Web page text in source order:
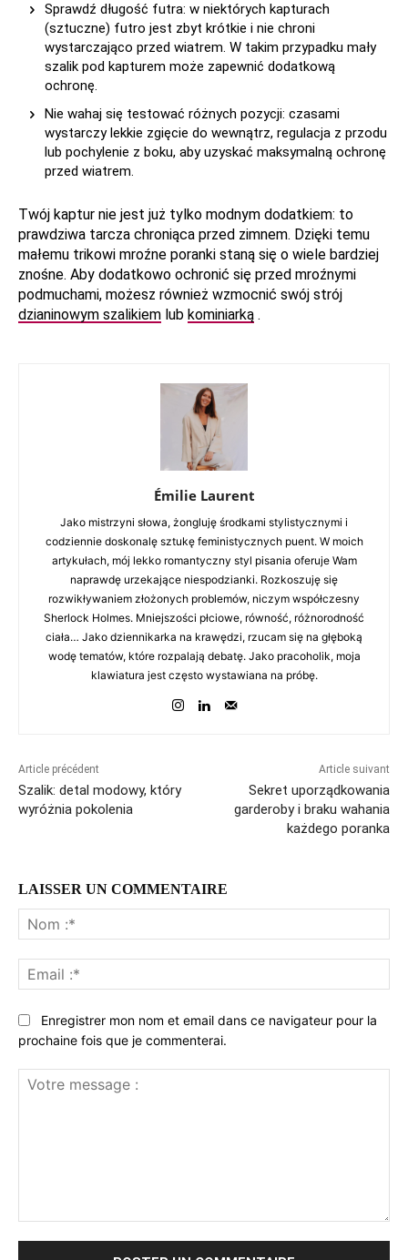
Sprawdź długość futra: w niektórych kapturach
(sztuczne) futro jest zbyt krótkie i nie chroni
wystarczająco przed wiatrem. W takim przypadku mały
szalik pod kapturem może zapewnić dodatkową
ochronę.
Nie wahaj się testować różnych pozycji: czasami
wystarczy lekkie zgięcie do wewnątrz, regulacja z przodu
lub pochylenie z boku, aby uzyskać maksymalną ochronę
przed wiatrem.
Twój kaptur nie jest już tylko modnym dodatkiem: to
prawdziwa tarcza chroniąca przed zimnem. Dzięki temu
małemu trikowi mroźne poranki staną się o wiele bardziej
znośne. Aby dodatkowo ochronić się przed mroźnymi
podmuchami, możesz również wzmocnić swój strój
dzianinowym szalikiem lub kominiarką .
Émilie Laurent
Jako mistrzyni słowa, żongluję środkami stylistycznymi i
codziennie doskonalę sztukę feministycznych puent. W moich
artykułach, mój lekko romantyczny styl pisania oferuje Wam
naprawdę urzekające niespodzianki. Rozkoszuję się
rozwikływaniem złożonych problemów, niczym współczesny
Sherlock Holmes. Mniejszości płciowe, równość, różnorodność
ciała… Jako dziennikarka na krawędzi, rzucam się na głęboką
wodę tematów, które rozpalają debatę. Jako pracoholik, moja
klawiatura jest często wystawiana na próbę.
Article précédent
Szalik: detal modowy, który
wyróżnia pokolenia
Article suivant
Sekret uporządkowania
garderoby i braku wahania
każdego poranka
LAISSER UN COMMENTAIRE
:*
:*
Enregistrer mon nom et email dans ce navigateur pour la
prochaine fois que je commenterai.